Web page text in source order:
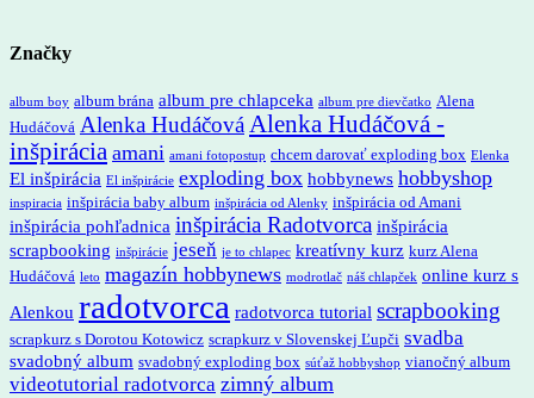
Značky
album boy album brána album pre chlapceka album pre dievčatko Alena
Hudáčová Alenka Hudáčová Alenka Hudáčová -
inšpirácia amani amani fotopostup chcem darovať exploding box Elenka
El inšpirácia El inšpirácie exploding box hobbynews hobbyshop
inspiracia inšpirácia baby album inšpirácia od Alenky inšpirácia od Amani
inšpirácia pohľadnica inšpirácia Radotvorca inšpirácia
scrapbooking inšpirácie jeseň je to chlapec kreatívny kurz kurz Alena
Hudáčová leto magazín hobbynews modrotlač náš chlapček online kurz s
Alenkou radotvorca radotvorca tutorial scrapbooking
scrapkurz s Dorotou Kotowicz scrapkurz v Slovenskej Ľupči svadba
svadobný album svadobný exploding box súťaž hobbyshop vianočný album
videotutorial radotvorca zimný album